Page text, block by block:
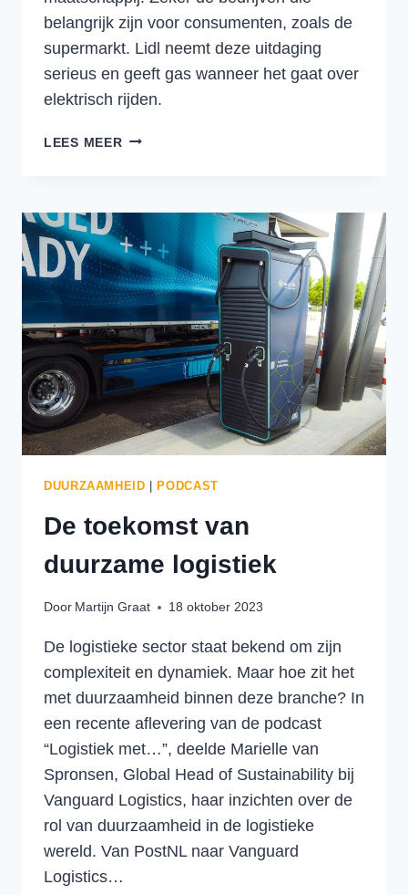
belangrijk zijn voor consumenten, zoals de
supermarkt. Lidl neemt deze uitdaging
serieus en geeft gas wanneer het gaat over
elektrisch rijden.
LEES MEERBIJ
VAART
ACHTER
ELEKTRISCH
RIJDEN
DUURZAAMHEID PODCAST
De toekomst van
duurzame logistiek
Door Martijn Graat 18 oktober 2023
De logistieke sector staat bekend om zijn
complexiteit en dynamiek. Maar hoe zit het
met duurzaamheid binnen deze branche? In
een recente aflevering van de podcast
“Logistiek met…”, deelde Marielle van
Spronsen, Global Head of Sustainability bij
Vanguard Logistics, haar inzichten over de
rol van duurzaamheid in de logistieke
wereld. Van PostNL naar Vanguard
Logistics…